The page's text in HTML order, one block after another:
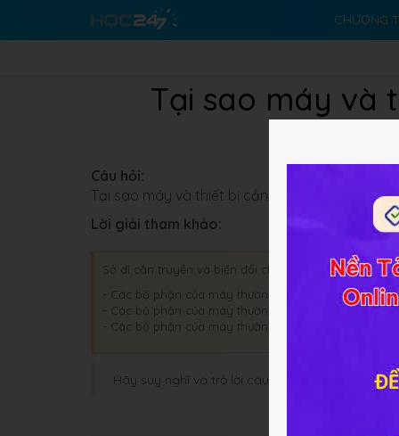
CHƯƠNG
Tại sao máy và
Câu hỏi:
Tại sao máy và thiết bị cần truyền và biến đổi
Lời giải tham khảo:
Sở dĩ cần truyền và biến đổi chuyển động là vì:
- Các bộ phận của máy thường đặt xa nhau và được
- Các bộ phận của máy thường có tốc độ quay
- Các bộ phận của máy thường Có cách thức chuyển
Hãy suy nghĩ và trả lời câu hỏi trước khi